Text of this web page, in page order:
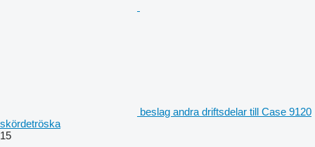
beslag andra driftsdelar till Case 9120
skördetröska
15